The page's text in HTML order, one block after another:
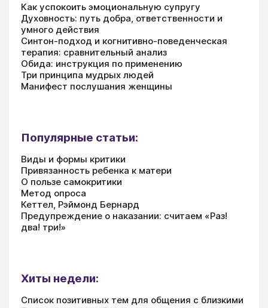
Как успокоить эмоциональную супругу
Духовность: путь добра, ответственности и
умного действия
Синтон-подход и когнитивно-поведенческая
терапия: сравнительный анализ
Обида: инструкция по применению
Три принципа мудрых людей
Манифест послушания женщины
Популярные статьи:
Виды и формы критики
Привязанность ребенка к матери
О пользе самокритики
Метод опроса
Кеттел, Рэймонд Бернард
Предупреждение о наказании: считаем «Раз!
два! три!»
Хиты недели:
Список позитивных тем для общения с близкими